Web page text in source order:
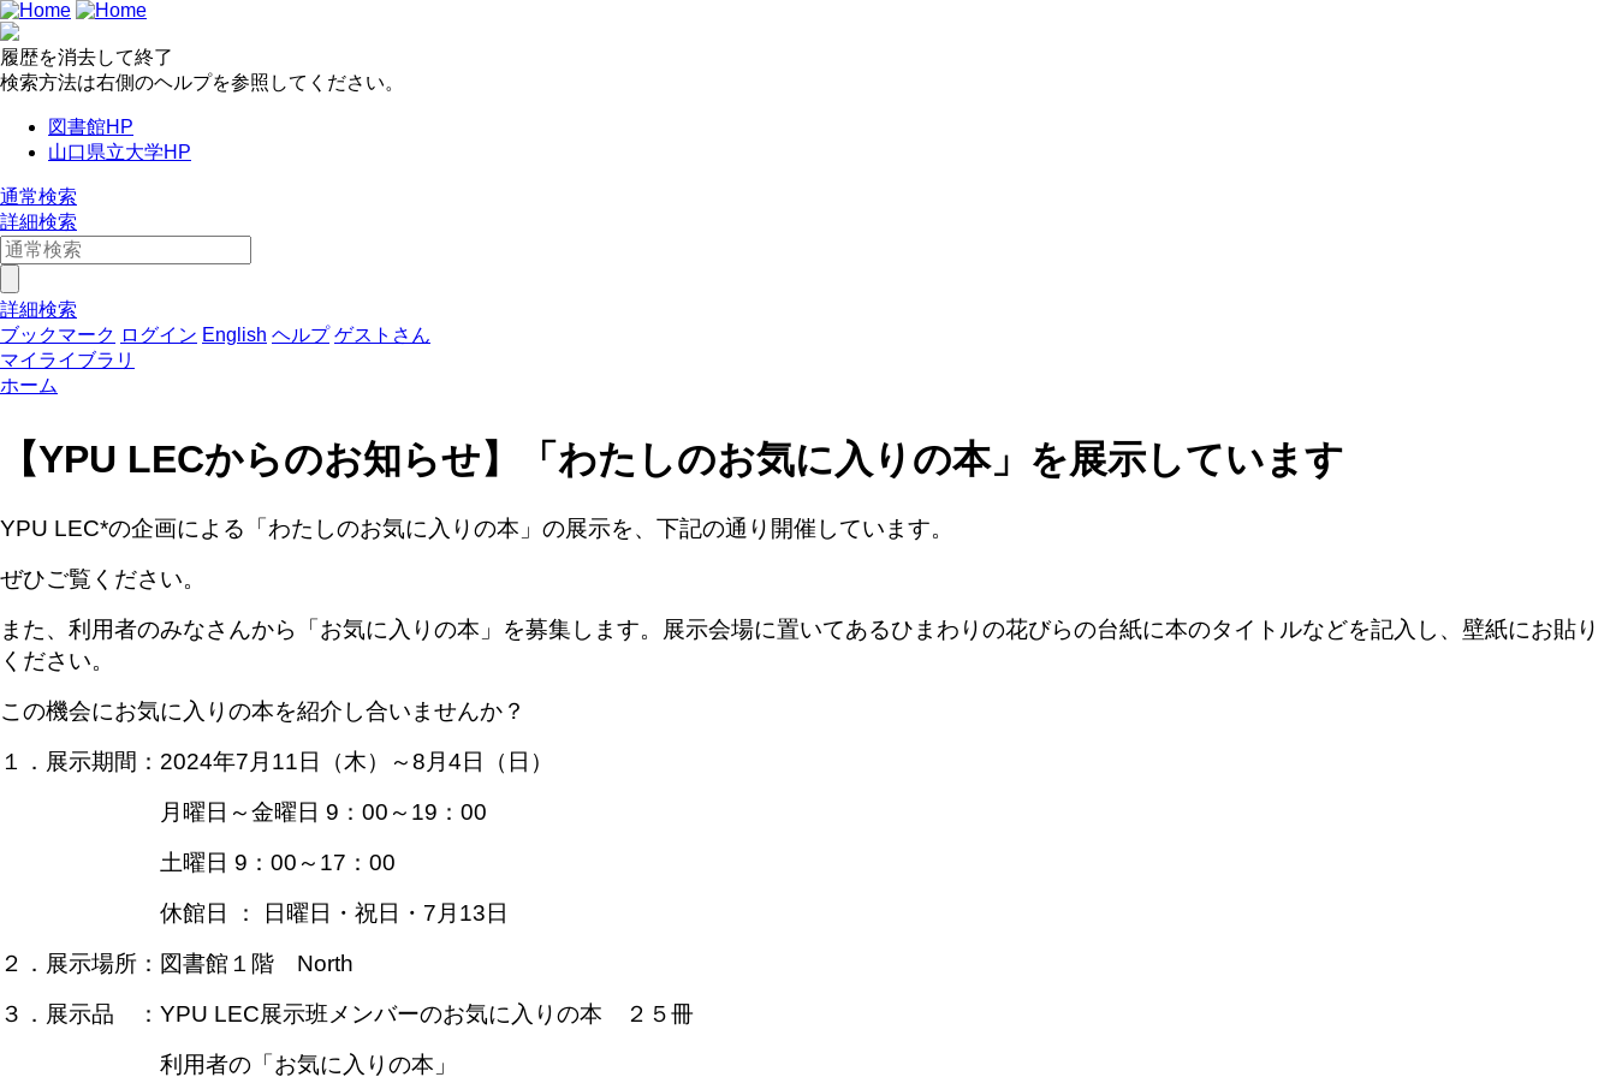
履歴を消去して終了
検索方法は右側のヘルプを参照してください。
図書館HP
山口県立大学HP
通常検索
詳細検索
詳細検索
ブックマーク ログイン English ヘルプ ゲストさん
マイライブラリ
ホーム
【YPU LECからのお知らせ】「わたしのお気に入りの本」を展示しています
YPU LEC*の企画による「わたしのお気に入りの本」の展示を、下記の通り開催しています。
ぜひご覧ください。
また、利用者のみなさんから「お気に入りの本」を募集します。展示会場に置いてあるひまわりの花びらの台紙に本のタイトルなどを記入し、壁紙にお貼り
ください。
この機会にお気に入りの本を紹介し合いませんか？
１．展示期間：2024年7月11日（木）～8月4日（日）
月曜日～金曜日 9：00～19：00
土曜日 9：00～17：00
休館日 ： 日曜日・祝日・7月13日
２．展示場所：図書館１階 North
３．展示品 ：YPU LEC展示班メンバーのお気に入りの本 ２５冊
利用者の「お気に入りの本」